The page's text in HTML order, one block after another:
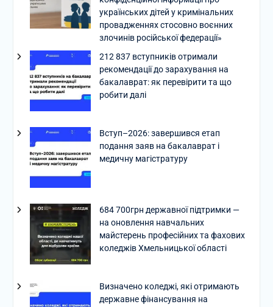
українських дітей у кримінальних
провадженнях стосовно воєнних
злочинів російської федерації»
212 837 вступників отримали
рекомендації до зарахування на
бакалаврат: як перевірити та що
робити далі
Вступ–2026: завершився етап
подання заяв на бакалаврат і
медичну магістратуру
684 700грн державної підтримки —
на оновлення навчальних
майстерень професійних та фахових
коледжів Хмельницької області
Визначено коледжі, які отримають
державне фінансування на